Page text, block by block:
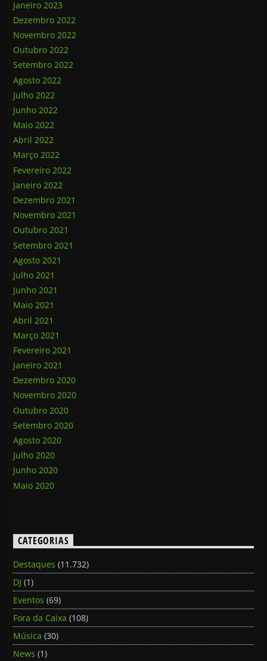
Janeiro 2023
Dezembro 2022
Novembro 2022
Outubro 2022
Setembro 2022
Agosto 2022
Julho 2022
Junho 2022
Maio 2022
Abril 2022
Março 2022
Fevereiro 2022
Janeiro 2022
Dezembro 2021
Novembro 2021
Outubro 2021
Setembro 2021
Agosto 2021
Julho 2021
Junho 2021
Maio 2021
Abril 2021
Março 2021
Fevereiro 2021
Janeiro 2021
Dezembro 2020
Novembro 2020
Outubro 2020
Setembro 2020
Agosto 2020
Julho 2020
Junho 2020
Maio 2020
CATEGORIAS
Destaques (11.732)
DJ (1)
Eventos (69)
Fora da Caixa (108)
Música (30)
News (1)